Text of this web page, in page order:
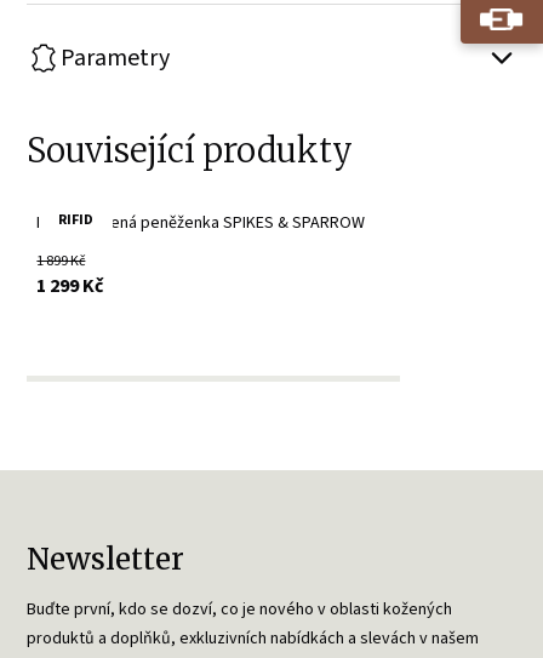
Parametry
Související produkty
RIFID
Hnědá kožená peněženka SPIKES & SPARROW
1 899 Kč
1 299 Kčs DPH
Newsletter
Buďte první, kdo se dozví, co je nového v oblasti kožených
produktů a doplňků, exkluzivních nabídkách a slevách v našem